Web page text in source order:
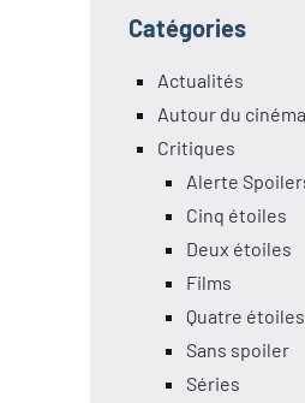
Catégories
Actualités
Autour du cinéma
Critiques
Alerte
Cinq étoiles
Deux étoiles
Films
Quatre étoiles
Sans spoiler
Séries